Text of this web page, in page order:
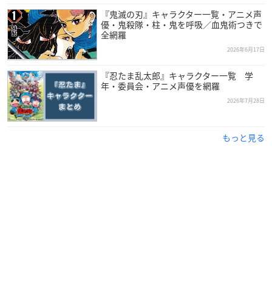
引用：81プロデュース
『鬼滅の刃』キャラクター一覧・アニメ声
優・鬼殺隊・柱・鬼を呼吸／血鬼術つきで
全網羅
2026年6月17日
『忍たま乱太郎』キャラクター一覧 学
年・委員会・アニメ声優を網羅
2026年7月28日
もっと見る